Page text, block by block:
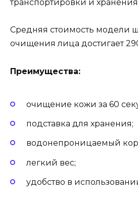
транспортировки и
Средняя стоимость модели
очищения лица достигает
Преимущества:
очищение кожи за 60
подставка для хранения;
водонепроницаемый
легкий вес;
удобство в